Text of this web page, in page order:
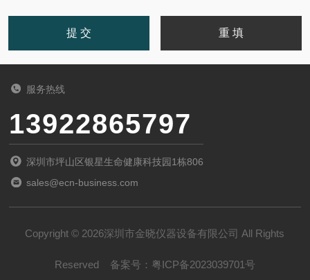
服务热线
13922865797
深圳市坪山区银星生命健康科技园1栋806
sales@ecn-business.com
Copyright © 2026深圳市金晓仪器设备有限公司 All Rights
Reserved 备案号： 粤ICP备2023039701号